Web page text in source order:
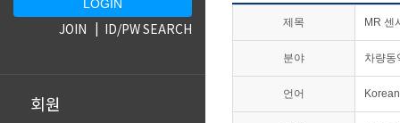
회원
JOIN ID/PW SEARCH 제목 MR 센
분야 차량동
언어 Korean